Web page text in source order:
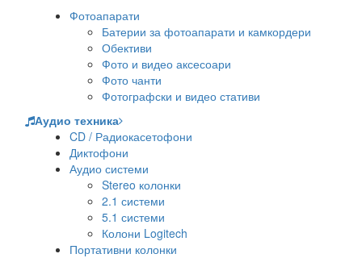
Фотоапарати
Батерии за фотоапарати и камкордери
Обективи
Фото и видео аксесоари
Фото чанти
Фотографски и видео стативи
Аудио техника
CD / Радиокасетофони
Диктофони
Аудио системи
Stereo колонки
2.1 системи
5.1 системи
Колони Logitech
Портативни колонки